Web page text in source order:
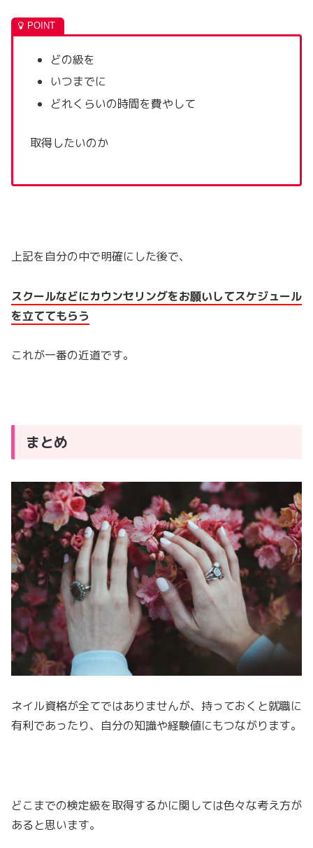
どの級を
いつまでに
どれくらいの時間を費やして
取得したいのか
上記を自分の中で明確にした後で、
スクールなどにカウンセリングをお願いしてスケジュール
を立ててもらう
これが一番の近道です。
まとめ
ネイル資格が全てではありませんが、持っておくと就職に
有利であったり、自分の知識や経験値にもつながります。
どこまでの検定級を取得するかに関しては色々な考え方が
あると思います。